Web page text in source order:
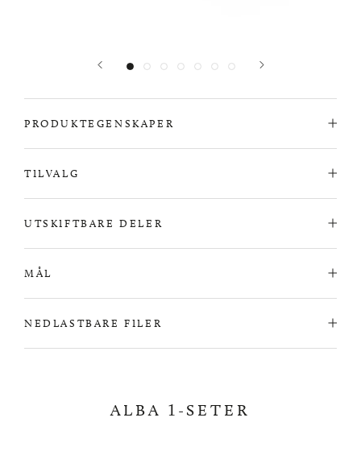
PRODUKTEGENSKAPER
TILVALG
UTSKIFTBARE DELER
MÅL
NEDLASTBARE FILER
ALBA 1-SETER